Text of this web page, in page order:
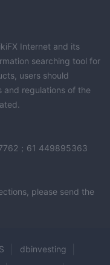
Internet and its
searching tool for
users should
and regulations of the
；61 449895363
please send the
dbinvesting